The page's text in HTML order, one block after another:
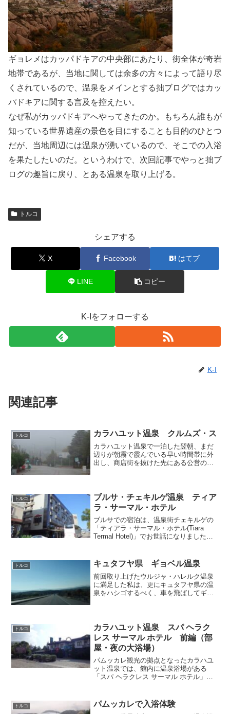
ギョレメはカッパドキアの中央部にあたり、街全体が奇岩
地帯であるが、当地に関しては余多の方々によって語り尽
くされているので、温泉をメインとする拙ブログではカッ
パドキアに関する言及を控えたい。
なぜ私がカッパドキアへやってきたのか。もちろん誰もが
知っている世界遺産の景色を目にすることも目的のひとつ
だが、当地周辺には温泉が湧いているので、そこでの入浴
を果たしたいのだ。というわけで、次回記事でやっと拙ブ
ログの趣旨に戻り、とある温泉を取り上げる。
トルコ
シェアする
X Facebook はてブ
LINE コピー
K-Iをフォローする
K-I
関連記事
トルコ カラハユット温泉 クルムズ・ス
カラハユット温泉で一泊した翌朝、まだ
辺りが朝霧で霞んでいる早い時間帯に外
出し、商店街を抜けた先にある公営の温
内を進んで...
トルコ
ブルサ・チェキルゲ温泉 ティア
ラ・サーマル・ホテル
ブルサでの宿泊は、温泉街チェキルゲの
「ティアラ・サーマル・ホテル(Tiara
Termal Hotel)」でお世話になりました。
ドルムシュ（※）が行き交うチェキルゲ
中心...
トルコ キュタフヤ県 ギョベル温泉
前回取り上げたウルジャ・ハレルク温泉
に満足した私は、更にキュタフヤ県の温
泉をハシゴするべく、車を飛ばしてギョ
線道路...
トルコ
カラハユット温泉 スパ ヘラク
レス サーマル ホテル 前編（部
屋・夜の大浴場）
パムッカレ観光の拠点となったカラハユ
ット温泉では、館内に温泉浴場がある
「スパ ヘラクレス サーマル ホテル」
の宿泊施設の多くでは温泉を引いている
そうでして、お高いリゾー...
トルコ パムッカレで入浴体験